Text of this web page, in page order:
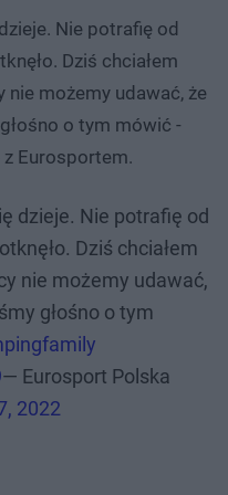
Nie potrafię od
Dziś chciałem
możemy udawać, że
o tym mówić -
Eurosportem.
dzieje. Nie potrafię od
Dziś chciałem
nie możemy udawać,
głośno o tym
— Eurosport Polska
2022